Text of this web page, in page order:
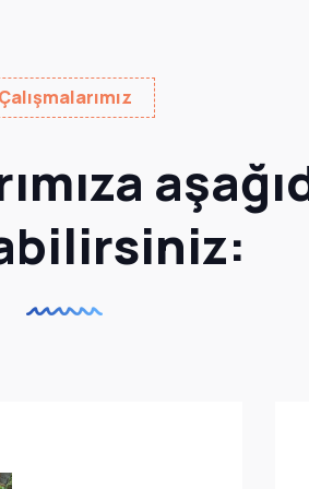
Çalışmalarımız